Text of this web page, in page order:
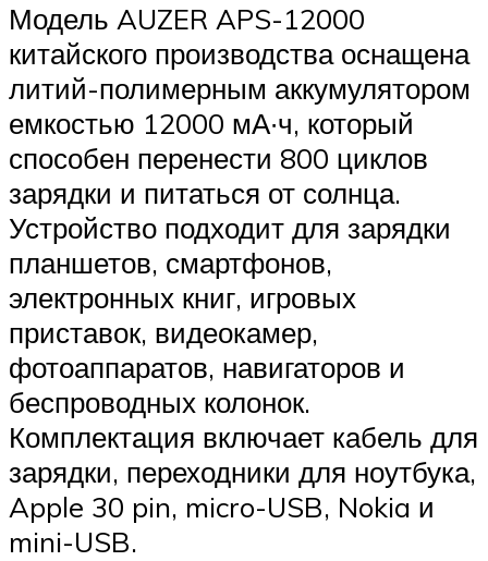
Модель AUZER APS-12000
китайского производства оснащена
литий-полимерным аккумулятором
емкостью 12000 мА∙ч, который
способен перенести 800 циклов
зарядки и питаться от солнца.
Устройство подходит для зарядки
планшетов, смартфонов,
электронных книг, игровых
приставок, видеокамер,
фотоаппаратов, навигаторов и
беспроводных колонок.
Комплектация включает кабель для
зарядки, переходники для ноутбука,
Apple 30 pin, micro-USB, Nokia и
mini-USB.